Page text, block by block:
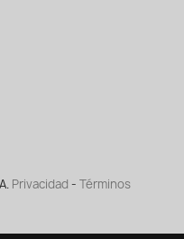
Privacidad - Términos